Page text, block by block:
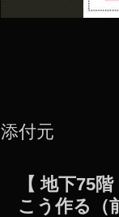
添付元
【 地下75
こう作る（